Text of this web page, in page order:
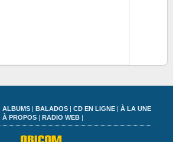
ALBUMS| BALADOS| CD EN LIGNE| À LA UNE
À PROPOS| RADIO WEB|